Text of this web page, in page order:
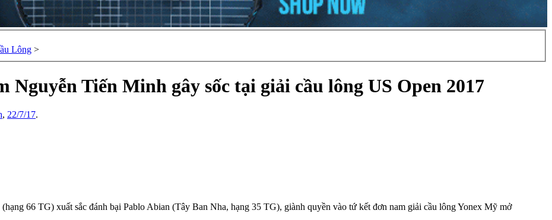
Lông >
Nguyễn Tiến Minh gây sốc tại giải cầu lông US Open 2017
, 22/7/17.
66 TG) xuất sắc đánh bại Pablo Abian (Tây Ban Nha, hạng 35 TG), giành quyền vào tứ kết đơn nam giải cầu lông Yonex Mỹ mở